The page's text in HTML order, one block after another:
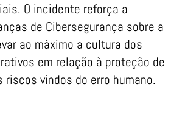
O incidente reforça a
de Cibersegurança sobre a
ao máximo a cultura dos
em relação à proteção de
riscos vindos do erro humano.